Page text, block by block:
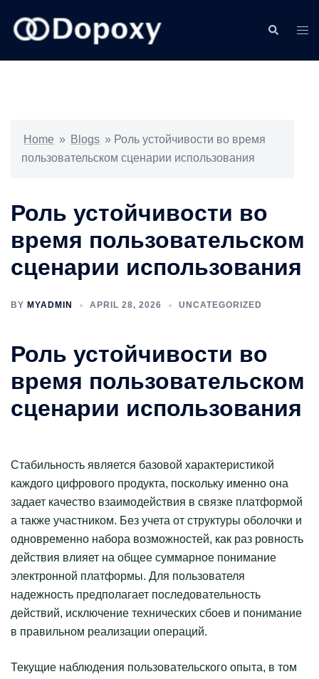
content
Search
Home » Blogs » Роль устойчивости во время
пользовательском сценарии использования
Роль устойчивости во
время пользовательском
сценарии использования
BY MYADMIN APRIL 28, 2026 UNCATEGORIZED
Роль устойчивости во
время пользовательском
сценарии использования
Стабильность является базовой характеристикой
каждого цифрового продукта, поскольку именно она
задает качество взаимодействия в связке платформой
а также участником. Без учета от структуры оболочки и
одновременно набора возможностей, как раз ровность
действия влияет на общее суммарное понимание
электронной платформы. Для пользователя
надежность предполагает последовательность
действий, исключение технических сбоев и понимание
в правильном реализации операций.
Текущие наблюдения пользовательского опыта, в том